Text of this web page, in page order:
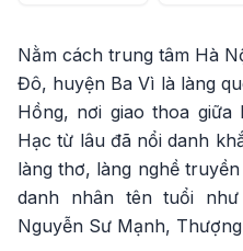
Nằm cách trung tâm Hà
Đô, huyện Ba Vì là làng
Hồng, nơi giao thoa
Hạc từ lâu đã nổi danh
làng thơ, làng nghề
danh nhân tên tuổi
Nguyễn Sư Mạnh,